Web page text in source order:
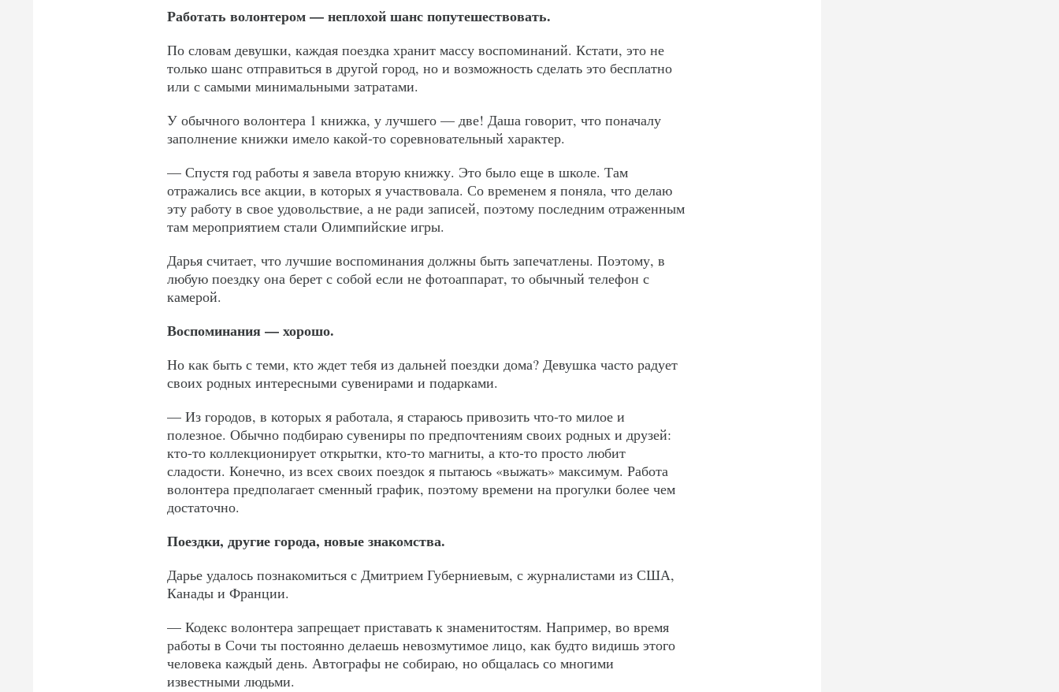
Работать волонтером — неплохой шанс попутешествовать.
По словам девушки, каждая поездка хранит массу воспоминаний. Кстати, это не
только шанс отправиться в другой город, но и возможность сделать это бесплатно
или с самыми минимальными затратами.
У обычного волонтера 1 книжка, у лучшего — две! Даша говорит, что поначалу
заполнение книжки имело какой-то соревновательный характер.
— Спустя год работы я завела вторую книжку. Это было еще в школе. Там
отражались все акции, в которых я участвовала. Со временем я поняла, что делаю
эту работу в свое удовольствие, а не ради записей, поэтому последним отраженным
там мероприятием стали Олимпийские игры.
Дарья считает, что лучшие воспоминания должны быть запечатлены. Поэтому, в
любую поездку она берет с собой если не фотоаппарат, то обычный телефон с
камерой.
Воспоминания — хорошо.
Но как быть с теми, кто ждет тебя из дальней поездки дома? Девушка часто радует
своих родных интересными сувенирами и подарками.
— Из городов, в которых я работала, я стараюсь привозить что-то милое и
полезное. Обычно подбираю сувениры по предпочтениям своих родных и друзей:
кто-то коллекционирует открытки, кто-то магниты, а кто-то просто любит
сладости. Конечно, из всех своих поездок я пытаюсь «выжать» максимум. Работа
волонтера предполагает сменный график, поэтому времени на прогулки более чем
достаточно.
Поездки, другие города, новые знакомства.
Дарье удалось познакомиться с Дмитрием Губерниевым, с журналистами из США,
Канады и Франции.
— Кодекс волонтера запрещает приставать к знаменитостям. Например, во время
работы в Сочи ты постоянно делаешь невозмутимое лицо, как будто видишь этого
человека каждый день. Автографы не собираю, но общалась со многими
известными людьми.